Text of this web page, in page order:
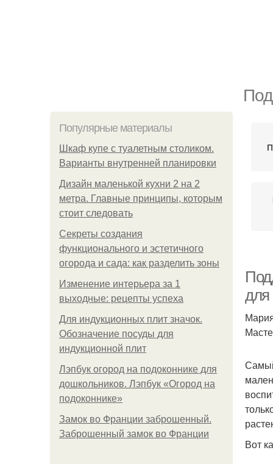
Популярные материалы
Шкаф купе с туалетным столиком.
Варианты внутренней планировки
Дизайн маленькой кухни 2 на 2
метра. Главные принципы, которым
стоит следовать
Секреты создания
функционального и эстетичного
огорода и сада: как разделить зоны
Изменение интерьера за 1
выходные: рецепты успеха
Для индукционных плит значок.
Обозначение посуды для
индукционной плит
Лэпбук огород на подоконнике для
дошкольников. Лэпбук «Огород на
подоконнике»
Замок во Франции заброшенный.
Заброшенный замок во Франции
Вот